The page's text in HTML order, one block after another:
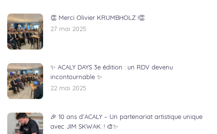
👏 Merci Olivier KRUMBHOLZ !👏
27 mai 2025
✨ ACALY DAYS 3e édition : un RDV devenu
incontournable ✨
22 mai 2025
🎉 10 ans d’ACALY – Un partenariat artistique unique
avec JIM SKWAK. ! 🎨✨